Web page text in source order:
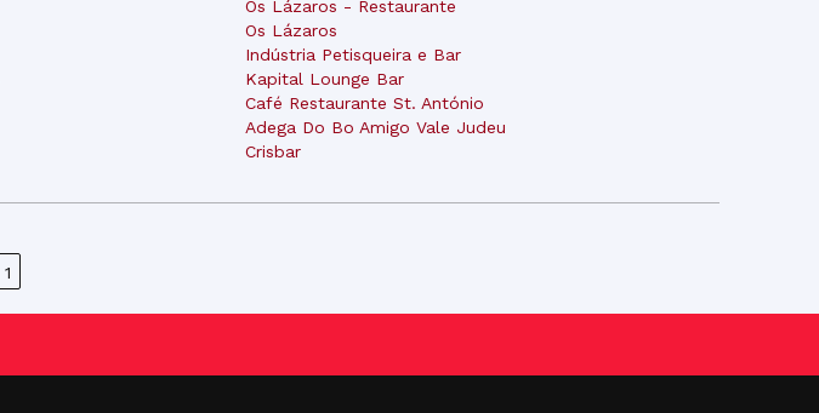
Os Lázaros - Restaurante
Os Lázaros
Indústria Petisqueira e Bar
Kapital Lounge Bar
Café Restaurante St. António
Adega Do Bo Amigo Vale Judeu
Crisbar
1